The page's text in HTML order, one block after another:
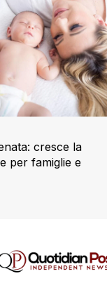
cresce la
per famiglie e